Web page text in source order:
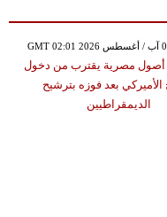
مصرية يقترب من دخول
الأميركي بعد فوزه بترشيح
الديمقراطيين